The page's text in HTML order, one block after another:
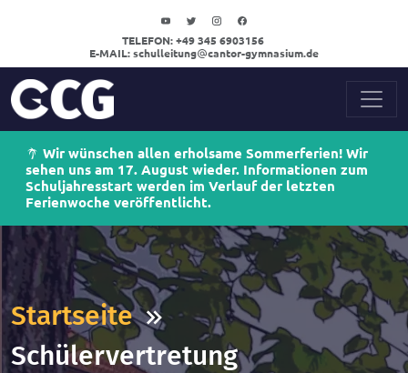
TELEFON: +49 345 6903156
E-MAIL: schulleitung cantor-gymnasium.de
Wir wünschen allen erholsame Sommerferien! Wir
sehen uns am 17. August wieder. Informationen zum
Schuljahresstart werden im Verlauf der letzten
Ferienwoche veröffentlicht.
Startseite
Schülervertretung